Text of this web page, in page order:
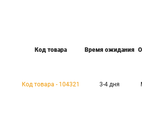
Код товара Время ожидания
Код товара - 104321 3-4 дня